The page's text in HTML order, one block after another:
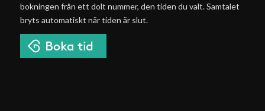
bokningen från ett dolt nummer, den tiden du valt. Samtalet
bryts automatiskt när tiden är slut.